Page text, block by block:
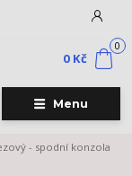
Menu
0
0 Kč
- spodní konzola